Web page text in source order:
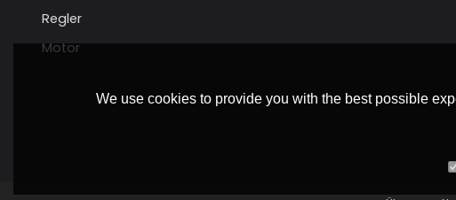
Regler
Motor
We use cookies to provide you with the best possible